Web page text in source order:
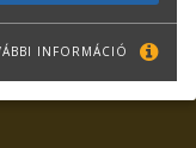
INFORMÁCIÓ